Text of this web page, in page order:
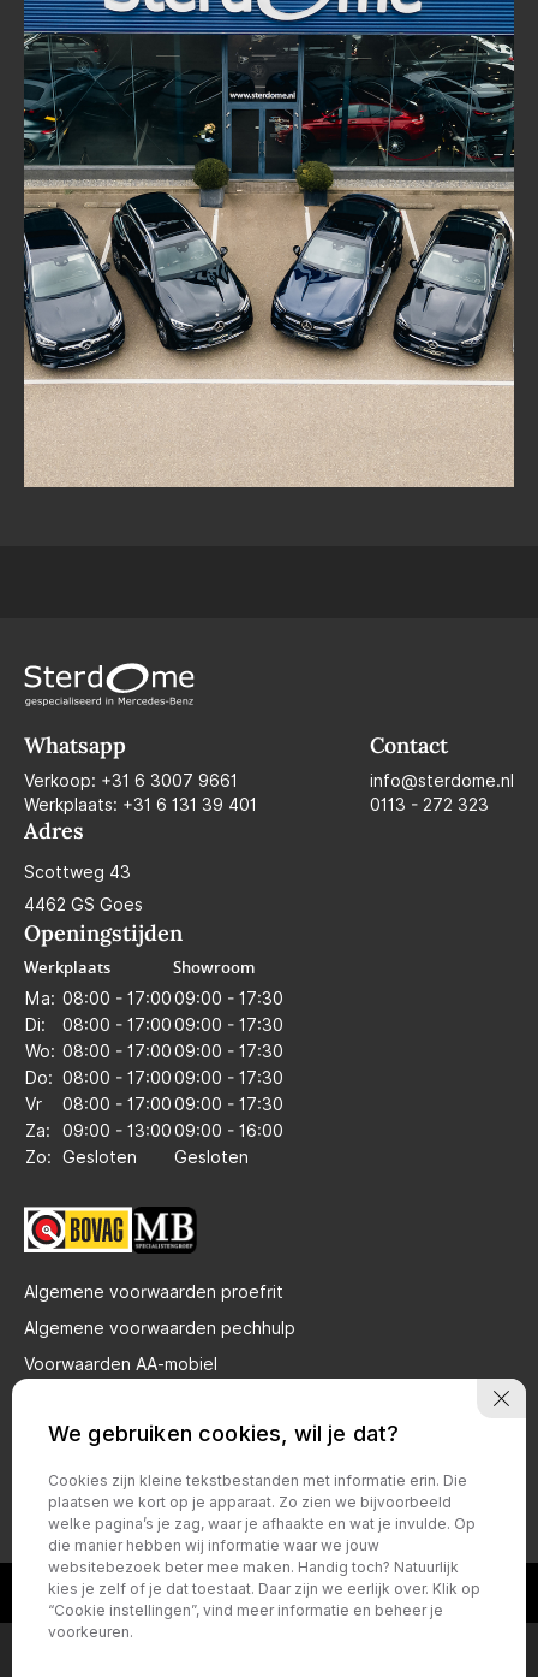
Whatsapp
Verkoop: +31 6 3007 9661
Werkplaats: +31 6 131 39 401
Contact
info@sterdome.nl
0113 - 272 323
Adres
Scottweg 43
4462 GS Goes
Openingstijden
Werkplaats
Ma: 08:00 - 17:00
Di:
08:00 - 17:00
Wo: 08:00 - 17:00
Do: 08:00 - 17:00
Vr
08:00 - 17:00
Za:
09:00 - 13:00
Zo:
Gesloten
Showroom
09:00 - 17:30
09:00 - 17:30
09:00 - 17:30
09:00 - 17:30
09:00 - 17:30
09:00 - 16:00
Gesloten
Algemene voorwaarden proefrit
Algemene voorwaarden pechhulp
Voorwaarden AA-mobiel
Bovag voorwaarden particulier
Bovag voorwaarden zakelijk
Privacy policy
We gebruiken cookies, wil je dat?
Cookies zijn kleine tekstbestanden met informatie erin. Die
plaatsen we kort op je apparaat. Zo zien we bijvoorbeeld
welke pagina’s je zag, waar je afhaakte en wat je invulde. Op
die manier hebben wij informatie waar we jouw
websitebezoek beter mee maken. Handig toch? Natuurlijk
kies je zelf of je dat toestaat. Daar zijn we eerlijk over. Klik op
“Cookie instellingen”, vind meer informatie en beheer je
voorkeuren.